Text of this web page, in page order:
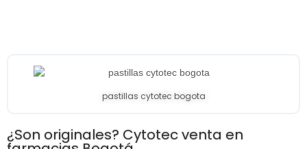
pastillas cytotec bogota
¿Son originales? Cytotec venta en